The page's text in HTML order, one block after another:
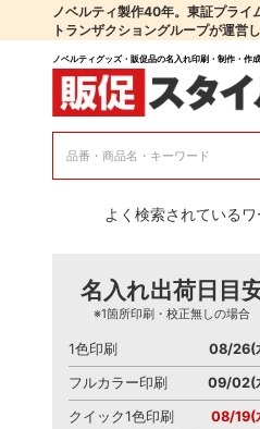
ノベルティ製作40年。東証プライ
トランザクショングループが運営し
ノベルティグッズ・販促品の名入れ印刷・制作・作成
よく検索されているワ
名入れ出荷日目
※1箇所印刷・校正無しの場合
1色印刷 08/26(
フルカラー印刷 09/02(
クイック1色印刷 08/19(